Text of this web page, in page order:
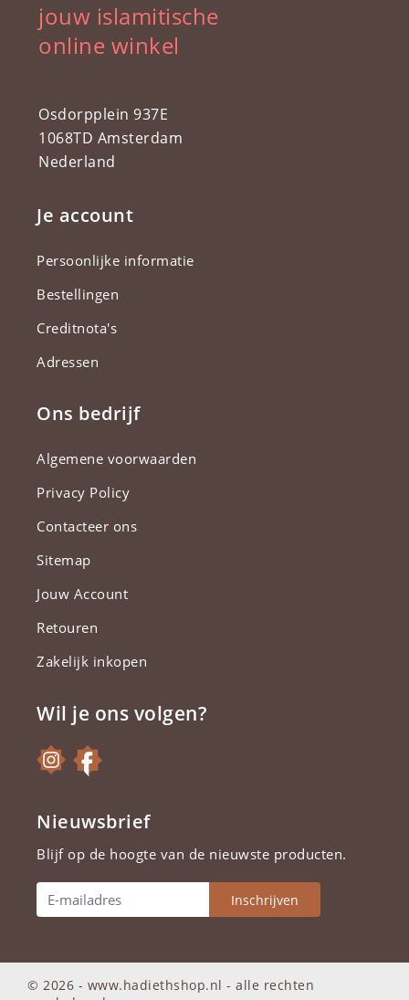
jouw islamitische
online winkel
Osdorpplein 937E
1068TD Amsterdam
Nederland
Je account
Persoonlijke informatie
Bestellingen
Creditnota's
Adressen
Ons bedrijf
Algemene voorwaarden
Privacy Policy
Contacteer ons
Sitemap
Jouw Account
Retouren
Zakelijk inkopen
Wil je ons volgen?
Nieuwsbrief
Blijf op de hoogte van de nieuwste producten.
Inschrijven
© 2026 - www.hadiethshop.nl -alle rechten